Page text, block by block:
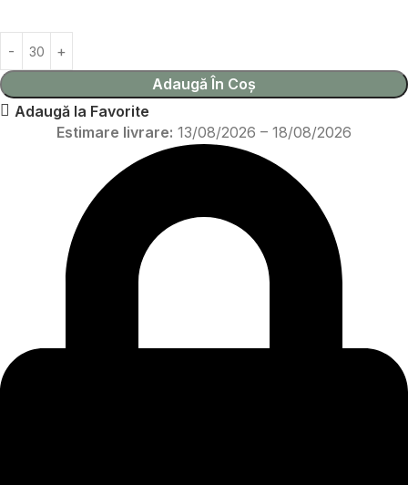
Adaugă În Coș
Adaugă la Favorite
Estimare livrare: 13/08/2026 – 18/08/2026